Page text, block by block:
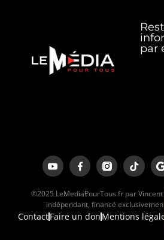
par
©2025 LeMediaPourTous.fr par Vincent
indépendant, financé
ContactFaire un don Mentions